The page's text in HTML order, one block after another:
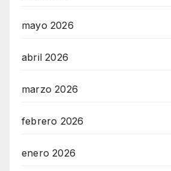
mayo 2026
abril 2026
marzo 2026
febrero 2026
enero 2026